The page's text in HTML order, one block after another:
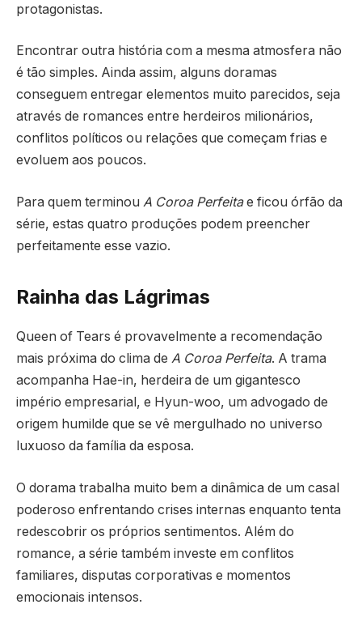
protagonistas.
Encontrar outra história com a mesma atmosfera não
é tão simples. Ainda assim, alguns doramas
conseguem entregar elementos muito parecidos, seja
através de romances entre herdeiros milionários,
conflitos políticos ou relações que começam frias e
evoluem aos poucos.
Para quem terminou A Coroa Perfeitae ficou órfão da
série, estas quatro produções podem preencher
perfeitamente esse vazio.
Rainha das Lágrimas
Queen of Tears é provavelmente a recomendação
mais próxima do clima de A Coroa Perfeita. A trama
acompanha Hae-in, herdeira de um gigantesco
império empresarial, e Hyun-woo, um advogado de
origem humilde que se vê mergulhado no universo
luxuoso da família da esposa.
O dorama trabalha muito bem a dinâmica de um casal
poderoso enfrentando crises internas enquanto tenta
redescobrir os próprios sentimentos. Além do
romance, a série também investe em conflitos
familiares, disputas corporativas e momentos
emocionais intensos.